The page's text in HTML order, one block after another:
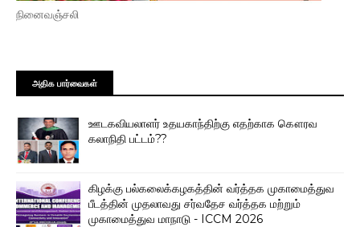
நினைவஞ்சலி
அதிக பார்வைகள்
ஊடகவியலாளர் உதயகாந்திற்கு எதற்காக கௌரவ
கலாநிதி பட்டம்??
கிழக்கு பல்கலைக்கழகத்தின் வர்த்தக முகாமைத்துவ
பீடத்தின் முதலாவது சர்வதேச வர்த்தக மற்றும்
முகாமைத்துவ மாநாடு - ICCM 2026